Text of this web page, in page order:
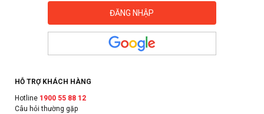
HỖ TRỢ KHÁCH HÀNG
Hotline 1900 55 88 12
Câu hỏi thường gặp